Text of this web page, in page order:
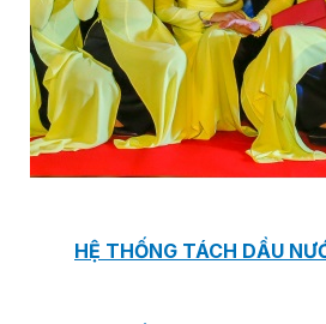
HỆ THỐNG BƠM NÂNG
HỆ THỐNG CẤP NƯỚC
HỆ THỐNG TÁCH DẦU